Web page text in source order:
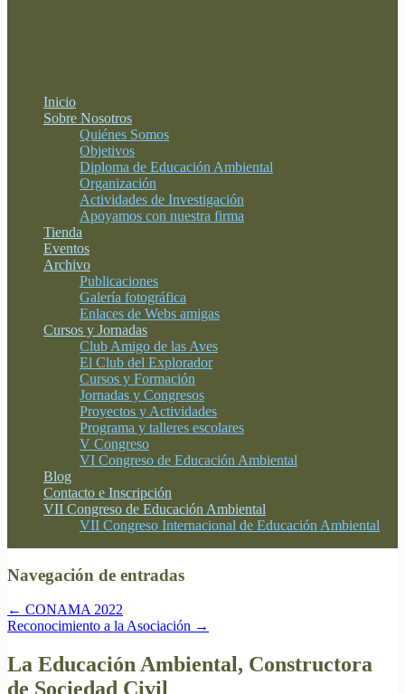
Inicio
Sobre Nosotros
Quiénes Somos
Objetivos
Diploma de Educación Ambiental
Organización
Actividades de Investigación
Apoyamos con nuestra firma
Tienda
Eventos
Archivo
Publicaciones
Galería fotográfica
Enlaces de Webs amigas
Cursos y Jornadas
Club Amigo de las Aves
El Club del Explorador
Cursos y Formación
Jornadas y Congresos
Proyectos y Actividades
Programa y talleres escolares
V Congreso
VI Congreso de Educación Ambiental
Blog
Contacto e Inscripción
VII Congreso de Educación Ambiental
VII Congreso Internacional de Educación Ambiental
Navegación de entradas
← CONAMA 2022
Reconocimiento a la Asociación →
La Educación Ambiental, Constructora
de Sociedad Civil